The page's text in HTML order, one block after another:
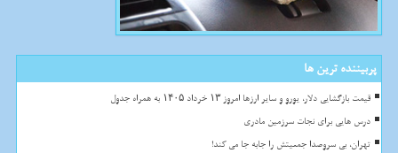
پربیننده ترین ها
قیمت بازگشایی دلار، یورو و سایر ارزها امروز ۱۳ خرداد ۱۴۰۵ به همراه جدول
درس هایی برای نجات سرزمین مادری
تهران، بی سروصدا جمعیتش را جابه جا می کند!